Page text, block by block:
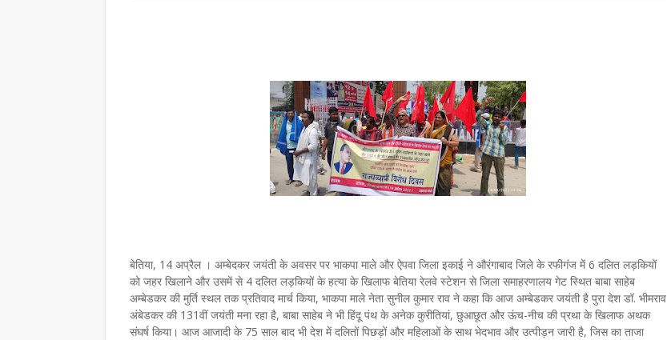
बेतिया, 14 अप्रैल । अम्बेदकर जयंती के अवसर पर भाकपा माले और ऐपवा जिला इकाई ने औरंगाबाद जिले के रफीगंज में 6 दलित लड़कियों
को जहर खिलाने और उसमें से 4 दलित लड़कियों के हत्या के खिलाफ बेतिया रेलवे स्टेशन से जिला समाहरणालय गेट स्थित बाबा साहेब
अम्बेडकर की मुर्ति स्थल तक प्रतिवाद मार्च किया, भाकपा माले नेता सुनील कुमार राव ने कहा कि आज अम्बेडकर जयंती है पुरा देश डॉ. भीमराव
अंबेडकर की 131वीं जयंती मना रहा है, बाबा साहेब ने भी हिंदू पंथ के अनेक कुरीतियां, छुआछूत और ऊंच-नीच की प्रथा के खिलाफ अथक
संघर्ष किया। आज आजादी के 75 साल बाद भी देश में दलितों पिछड़ों और महिलाओं के साथ भेदभाव और उत्पीड़न जारी है, जिस का ताजा